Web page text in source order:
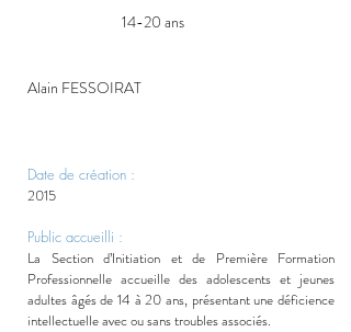
14-20 ans
Alain FESSOIRAT
Date de création :
2015
Public accueilli :
La Section d’Initiation et de Première Formation
Professionnelle accueille des adolescents et jeunes
adultes âgés de 14 à 20 ans, présentant une déficience
intellectuelle avec ou sans troubles associés.